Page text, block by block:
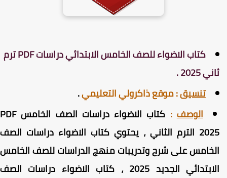
كتاب الاضواء للصف الخامس الابتدائي دراسات PDF ترم
2025 .
تنسيق:موقع ذاكرولي التعليمي.
الوصف:
كتاب الاضواء دراسات الصف الخامس PDF
2025 الترم الثاني ، يحتوي كتاب الاضواء دراسات الصف
على شرح وتدريبات منهج الدراسات للصف الخامس
الابتدائي الجديد 2025 ، كتاب الاضواء دراسات الصف